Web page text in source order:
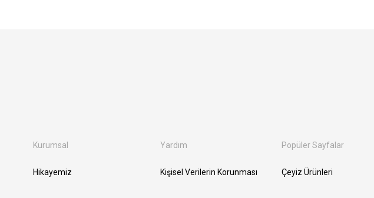
Kurumsal
Hikayemiz
Yardım
Kişisel Verilerin Korunması
Popüler Sayfalar
Çeyiz Ürünleri